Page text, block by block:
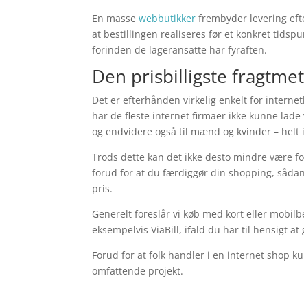
En massewebbutikker frembyder levering
at bestillingen realiseres før et konkret
forinden de lageransatte har fyraften.
Den prisbilligste
Det er efterhånden virkelig enkelt for
har de fleste internet firmaer ikke kunne
og endvidere også til mænd og kvinder –
Trods dette kan det ikke desto mindre være
forud for at du færdiggør din shopping,
pris.
Generelt foreslår vi køb med kort eller
eksempelvis ViaBill, ifald du har til hensigt
Forud for at folk handler i en internet shop
omfattende projekt.